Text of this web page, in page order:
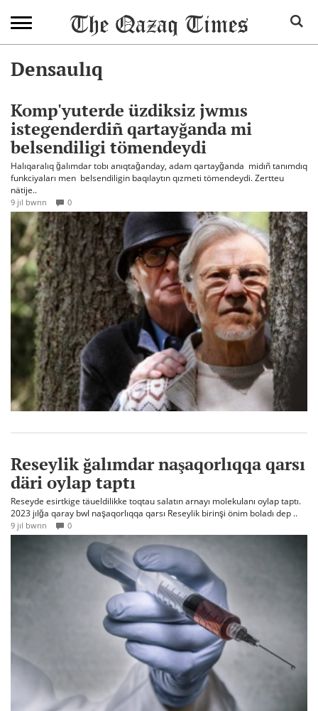
Densaulıq
Komp'yuterde üzdiksiz jwmıs
istegenderdiñ qartayğanda mi
belsendiligi tömendeydi
Halıqaralıq ğalımdar tobı anıqtağanday, adam qartayğanda midıñ tanımdıq
funkciyaları men belsendiligin baqılaytın qızmeti tömendeydi. Zertteu
nätije..
9 jıl bwrın 0
Reseylik ğalımdar naşaqorlıqqa qarsı
däri oylap taptı
Reseyde esirtkige täueldilikke toqtau salatın arnayı molekulanı oylap taptı.
2023 jılğa qaray bwl naşaqorlıqqa qarsı Reseylik birinşi önim boladı dep ..
9 jıl bwrın 0